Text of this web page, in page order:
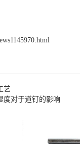
艺
度对于道钉的影响